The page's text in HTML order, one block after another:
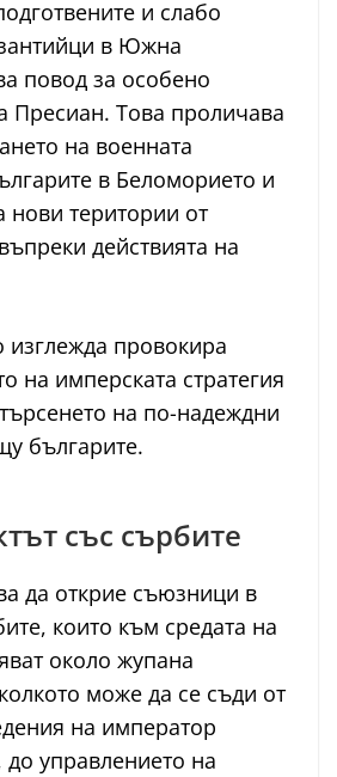
и слабо
в Южна
повод за особено
Пресиан. Това проличава
на военната
в Беломорието и
нови територии от
действията на
изглежда провокира
на имперската стратегия
на по-надеждни
българите.
със сърбите
да открие съюзници в
които към средата на
около жупана
може да се съди от
на император
до управлението на